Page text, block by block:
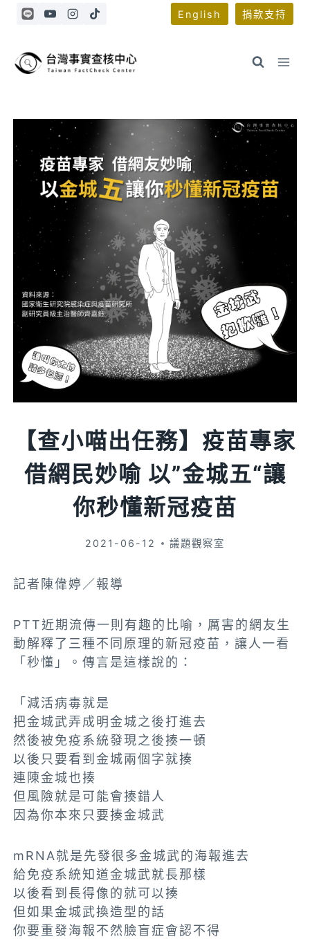
Skip
English 捐款支持
【查小喵出任務】疫苗專家
借網民妙喻 以”金城五“讓
你秒懂新冠疫苗
2021-06-12 議題觀察室
記者陳偉婷／報導
PTT近期流傳一則有趣的比喻，厲害的網友生
動解釋了三種不同原理的新冠疫苗，讓人一看
「秒懂」。傳言是這樣說的：
「減活病毒就是
把金城武弄成明金城之後打進去
然後被免疫系統發現之後揍一頓
以後只要看到金城兩個字就揍
連陳金城也揍
但風險就是可能會揍錯人
因為你本來只要揍金城武
mRNA就是先發很多金城武的海報進去
給免疫系統知道金城武就長那樣
以後看到長得像的就可以揍
但如果金城武換造型的話
你要重發海報不然臉盲症會認不得